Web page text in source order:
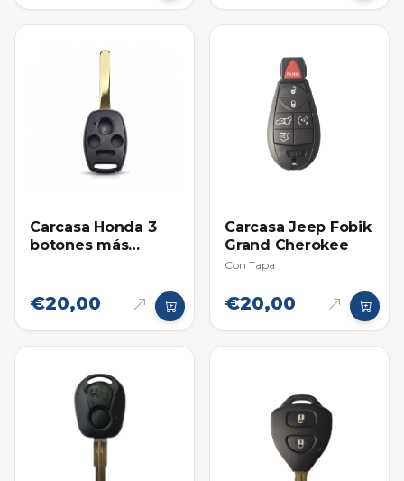
Carcasa Honda 3
botones más
€20,00
Carcasa Jeep Fobik
Grand Cherokee
Con Tapa
€20,00